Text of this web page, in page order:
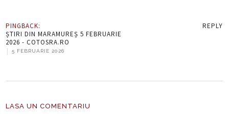
PINGBACK:
ȘTIRI DIN MARAMUREȘ 5 FEBRUARIE
2026 - COTOSRA.RO
|
5 FEBRUARIE 2026
REPLY
LASA UN COMENTARIU